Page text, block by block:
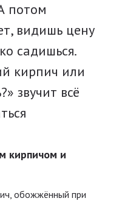
потом
видишь цену
садишься.
кирпич или
звучит всё
кирпичом и
обожжённый при